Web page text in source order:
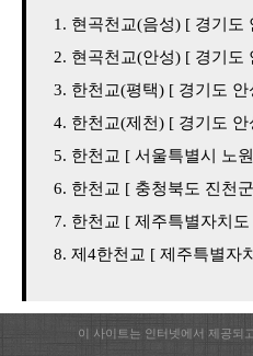
현곡천교(음성) [ 경기도
현곡천교(안성) [ 경기도
한천교(평택) [ 경기도
한천교(제천) [ 경기도
한천교 [ 서울특별시 노
한천교 [ 충청북도 진천
한천교 [ 제주특별자치
제4한천교 [ 제주특별자
이 사이트는 인터넷에서 제공되